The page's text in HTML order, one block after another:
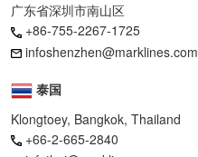
广东省深圳市南山区
+86-755-2267-1725
infoshenzhen@marklines.com
泰国
Klongtoey, Bangkok, Thailand
+66-2-665-2840